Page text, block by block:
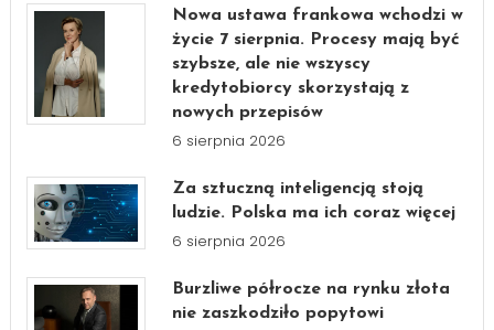
Nowa ustawa frankowa wchodzi w
życie 7 sierpnia. Procesy mają być
szybsze, ale nie wszyscy
kredytobiorcy skorzystają z
nowych przepisów
6 sierpnia 2026
Za sztuczną inteligencją stoją
ludzie. Polska ma ich coraz więcej
6 sierpnia 2026
Burzliwe półrocze na rynku złota
nie zaszkodziło popytowi